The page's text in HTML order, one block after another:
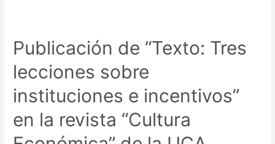
Publicación de “Texto: Tres
lecciones sobre
instituciones e incentivos”
en la revista “Cultura